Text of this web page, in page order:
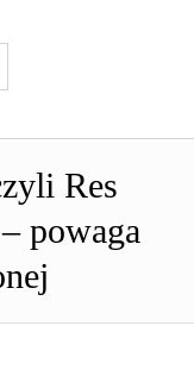
Res
powaga